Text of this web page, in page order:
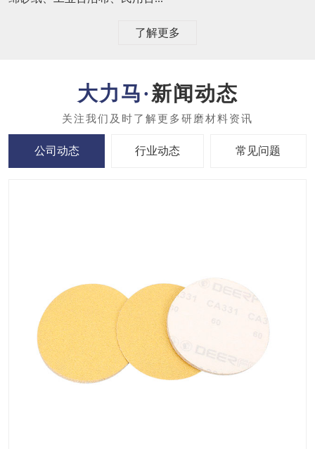
了解更多
新闻动态
公司动态 行业动态 常见问题